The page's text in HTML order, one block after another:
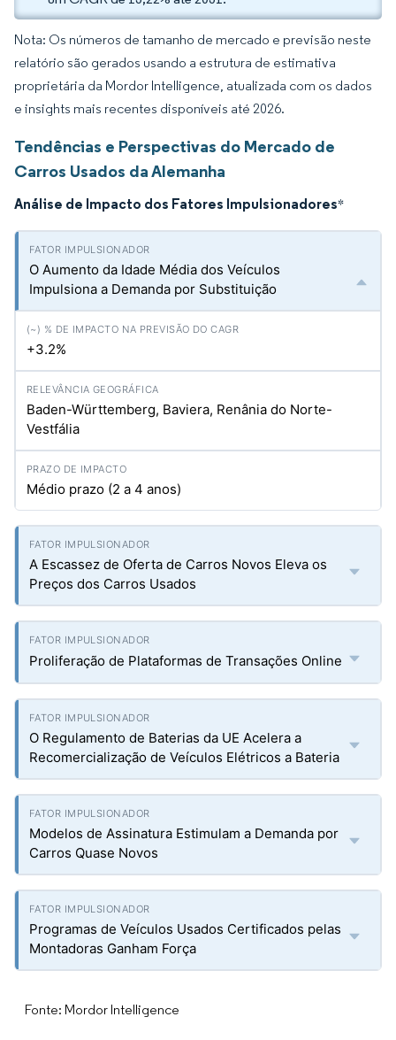
Nota: Os números de tamanho de mercado e previsão neste
relatório são gerados usando a estrutura de estimativa
proprietária da Mordor Intelligence, atualizada com os dados
e insights mais recentes disponíveis até 2026.
Tendências e Perspectivas do Mercado de
Carros Usados da Alemanha
Análise de Impacto dos Fatores Impulsionadores*
O Aumento da Idade Média dos Veículos
Impulsiona a Demanda por Substituição
+3.2%
Baden-Württemberg, Baviera, Renânia do Norte-
Vestfália
Médio prazo (2 a 4 anos)
A Escassez de Oferta de Carros Novos Eleva os
Preços dos Carros Usados
Proliferação de Plataformas de Transações Online
O Regulamento de Baterias da UE Acelera a
Recomercialização de Veículos Elétricos a Bateria
Modelos de Assinatura Estimulam a Demanda por
Carros Quase Novos
Programas de Veículos Usados Certificados pelas
Montadoras Ganham Força
Fonte: Mordor Intelligence